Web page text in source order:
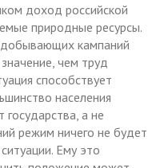
доход российской
природные ресурсы.
кампаний
чем труд
способствует
населения
а не
режим ничего не будет
Ему это